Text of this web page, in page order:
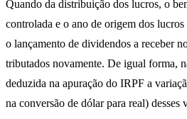
Quando da distribuição dos lucros, o
controlada e o ano de origem dos
o lançamento de dividendos a receber
tributados novamente. De igual forma,
deduzida na apuração do IRPF a
na conversão de dólar para real) desses